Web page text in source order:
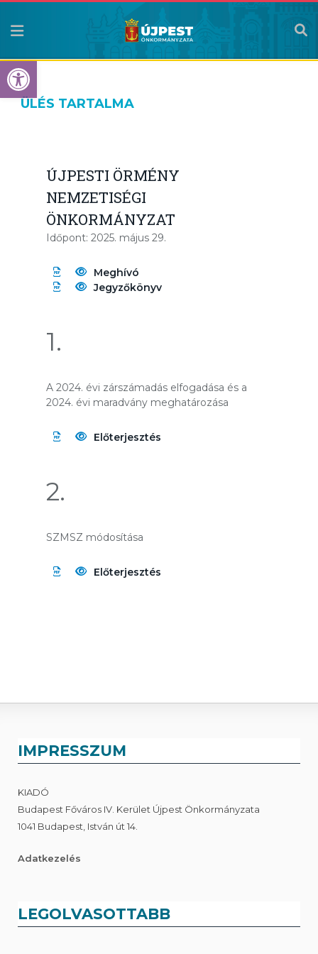
Eszköztár megnyitása
ÜLÉS TARTALMA
ÚJPESTI ÖRMÉNY
NEMZETISÉGI
ÖNKORMÁNYZAT
Időpont: 2025. május 29.
Meghívó
Jegyzőkönyv
1.
A 2024. évi zárszámadás elfogadása és a
2024. évi maradvány meghatározása
Előterjesztés
2.
SZMSZ módosítása
Előterjesztés
IMPRESSZUM
KIADÓ
Budapest Főváros IV. Kerület Újpest Önkormányzata
1041 Budapest, István út 14.
Adatkezelés
LEGOLVASOTTABB